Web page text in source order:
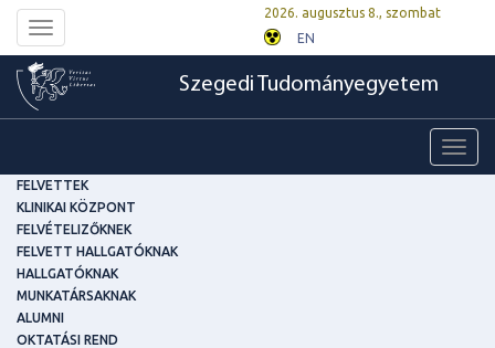
Toggle
navigation
2026. augusztus 8., szombat
EN
Szegedi Tudományegyetem
FELVETTEK
KLINIKAI KÖZPONT
FELVÉTELIZŐKNEK
FELVETT HALLGATÓKNAK
HALLGATÓKNAK
MUNKATÁRSAKNAK
ALUMNI
OKTATÁSI REND